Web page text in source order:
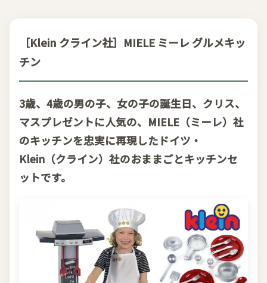
［Klein クライン社］MIELE ミーレ グルメキッ
チン
3歳、4歳の男の子、女の子の誕生日、クリス、
マスプレゼントに人気の、MIELE（ミーレ）社
のキッチンを忠実に再現したドイツ・
Klein（クライン）社のおままごとキッチンセ
ットです。